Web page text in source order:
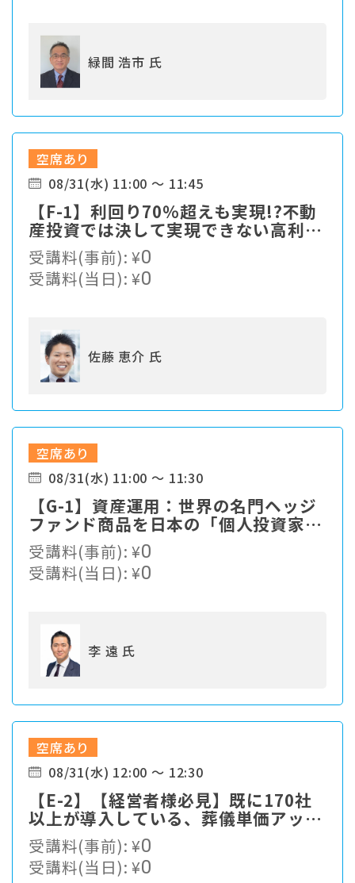
緑間 浩市 氏
空席あり
08/31(水) 11:00 ～ 11:45
【F-1】利回り70％超えも実現!?不動
産投資では決して実現できない高利回
りの最先端資産運用！
受講料(事前):¥0
受講料(当日):¥0
佐藤 恵介 氏
空席あり
08/31(水) 11:00 ～ 11:30
【G-1】資産運用：世界の名門ヘッジ
ファンド商品を日本の「個人投資家」
に提供 ～10万ドルから投資できる世
界の名門ヘッジファンドとは～
受講料(事前):¥0
受講料(当日):¥0
李 遠 氏
空席あり
08/31(水) 12:00 ～ 12:30
【E-2】【経営者様必見】既に170社
以上が導入している、葬儀単価アップ
の仕組みをご紹介
受講料(事前):¥0
受講料(当日):¥0